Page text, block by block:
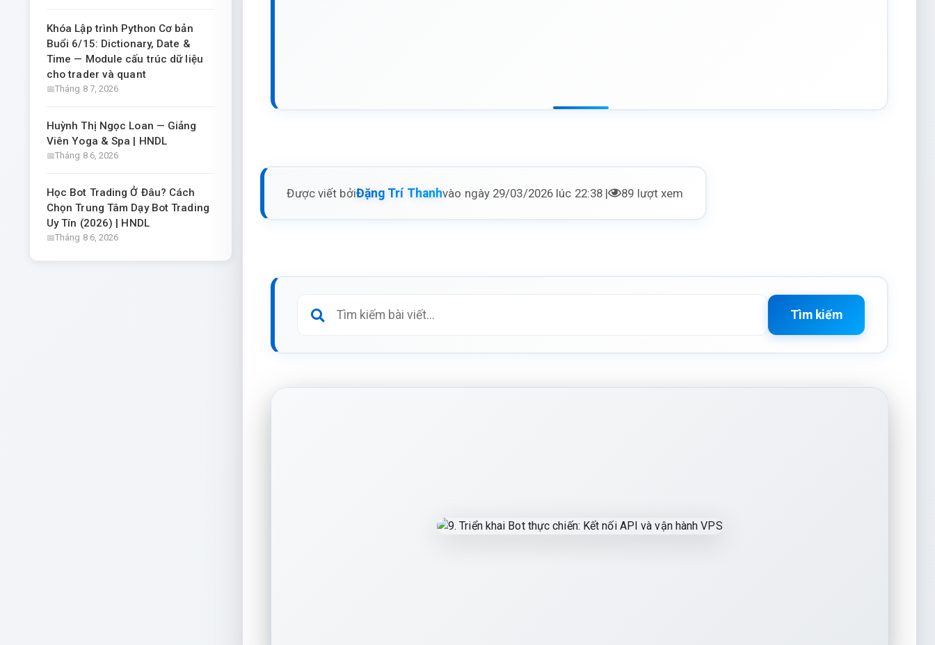
Khóa Lập trình Python Cơ bản
Buổi 6/15: Dictionary, Date &
Time — Module cấu trúc dữ liệu
cho trader và quant
Tháng 8 7, 2026
Huỳnh Thị Ngọc Loan — Giảng
Viên Yoga & Spa | HNDL
Tháng 8 6, 2026
Học Bot Trading Ở Đâu? Cách
Chọn Trung Tâm Dạy Bot Trading
Uy Tín (2026) | HNDL
Tháng 8 6, 2026
Được viết bởiĐặng Trí Thanhvào ngày 29/03/2026 lúc 22:38 | 89 lượt xem
Tìm kiếm